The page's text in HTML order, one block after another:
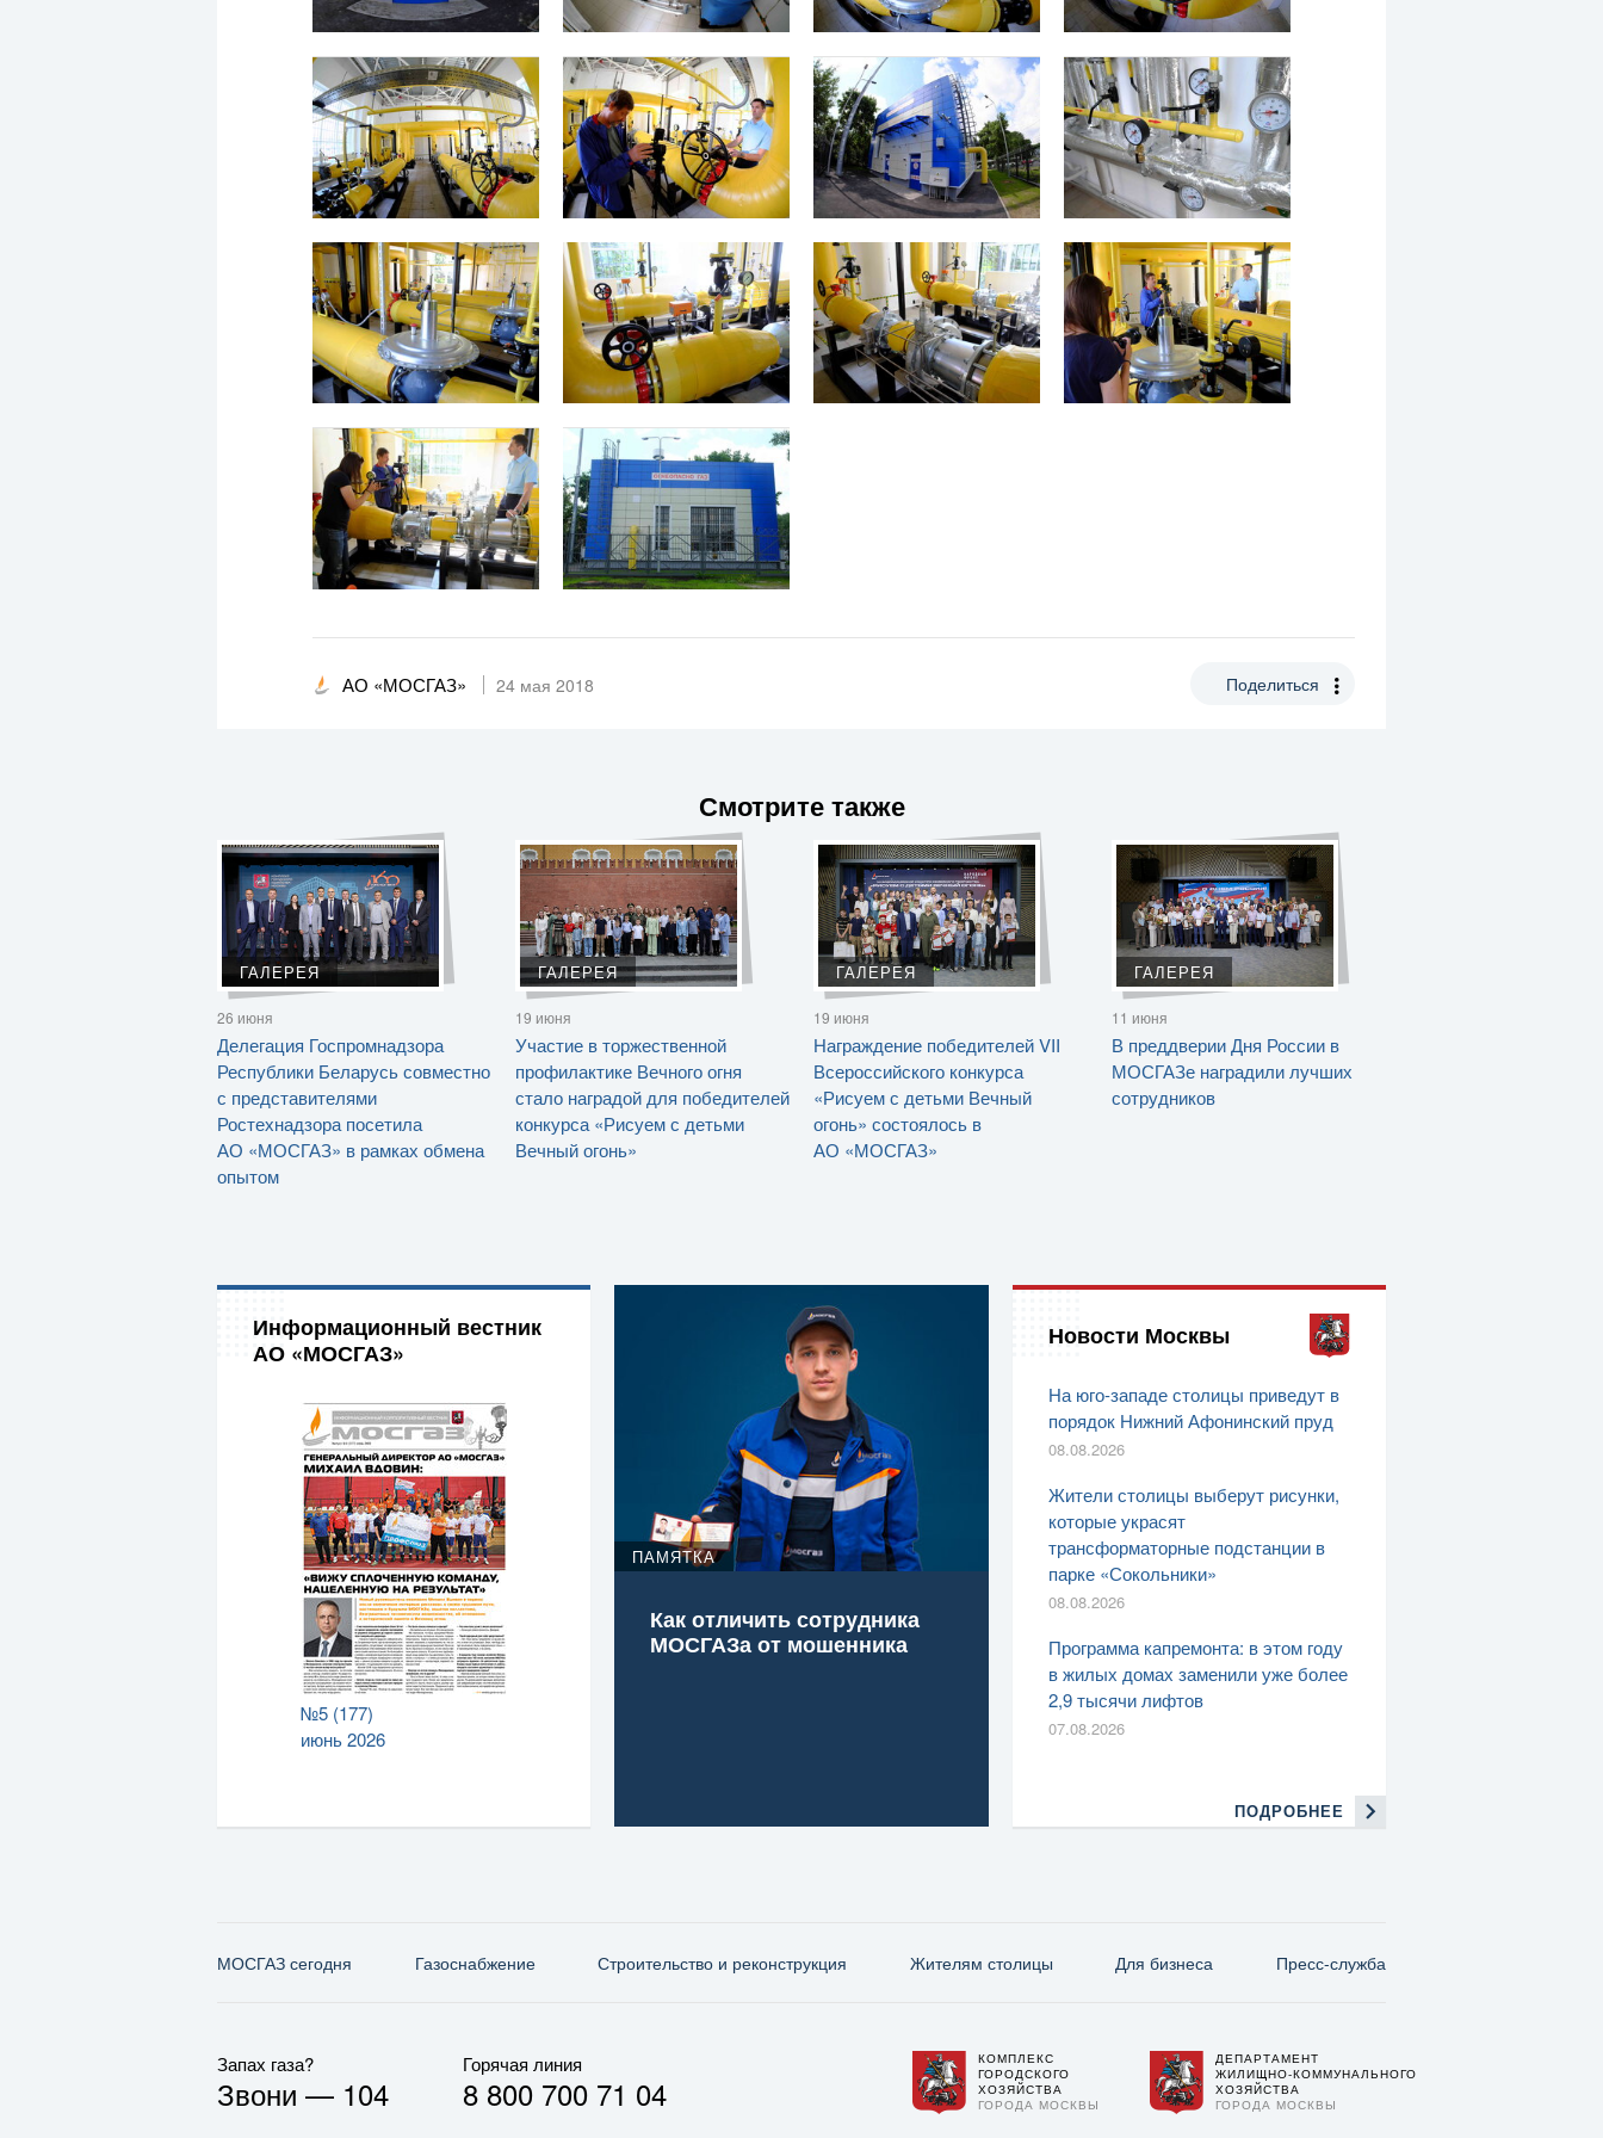
АО «МОСГАЗ» 24 мая 2018 Поделиться
Смотрите также
ГАЛЕРЕЯ
26 июня
Делегация Госпромнадзора
Республики Беларусь совместно
с представителями
Ростехнадзора посетила
АО «МОСГАЗ» в рамках обмена
опытом
ГАЛЕРЕЯ
19 июня
Участие в торжественной
профилактике Вечного огня
стало наградой для победителей
конкурса «Рисуем с детьми
Вечный огонь»
ГАЛЕРЕЯ
19 июня
Награждение победителей VII
Всероссийского конкурса
«Рисуем с детьми Вечный
огонь» состоялось в
АО «МОСГАЗ»
ГАЛЕРЕЯ
11 июня
В преддверии Дня России в
МОСГАЗе наградили лучших
сотрудников
Информационный вестник
АО «МОСГАЗ»
№5 (177)
июнь 2026
ПАМЯТКА
Как отличить сотрудника
МОСГАЗа от мошенника
Новости Москвы
На юго-западе столицы приведут в
порядок Нижний Афонинский пруд
08.08.2026
Жители столицы выберут рисунки,
которые украсят
трансформаторные подстанции в
парке «Сокольники»
08.08.2026
Программа капремонта: в этом году
в жилых домах заменили уже более
2,9 тысячи лифтов
07.08.2026
ПОДРОБНЕЕ
МОСГАЗ сегодня Газо­снабжение Строительство и реконструкция Жителям столицы Для бизнеса Пресс-служба
Запах газа?
Звони — 104
Горячая линия
8 800 700 71 04
КОМПЛЕКС
ГОРОДСКОГО
ХОЗЯЙСТВА
ГОРОДА МОСКВЫ
ДЕПАРТАМЕНТ
ЖИЛИЩНО-КОММУНАЛЬНОГО
ХОЗЯЙСТВА
ГОРОДА МОСКВЫ